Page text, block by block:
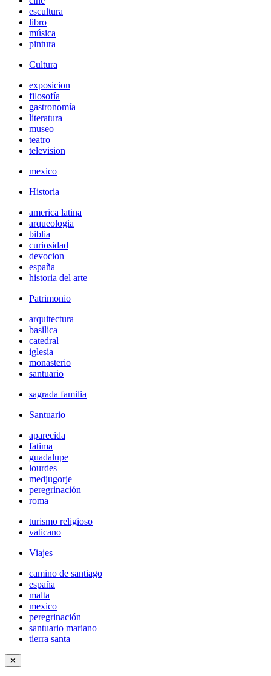
escultura
libro
música
pintura
Cultura
exposicion
filosofía
gastronomía
literatura
museo
teatro
television
mexico
Historia
america latina
arqueologia
biblia
curiosidad
devocion
españa
historia del arte
Patrimonio
arquitectura
basilica
catedral
iglesia
monasterio
santuario
sagrada familia
Santuario
aparecida
fatima
guadalupe
lourdes
medjugorje
peregrinación
roma
turismo religioso
vaticano
Viajes
camino de santiago
españa
malta
mexico
peregrinación
santuario mariano
tierra santa
✕